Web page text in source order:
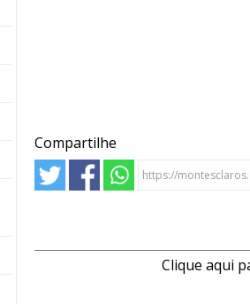
Compartilhe
Clique aqui